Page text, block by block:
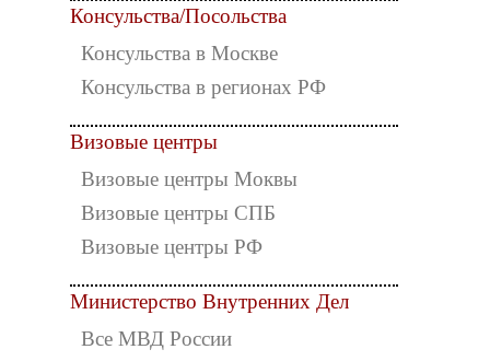
Консульства/Посольства
Консульства в Москве
Консульства в регионах РФ
Визовые центры
Визовые центры Моквы
Визовые центры СПБ
Визовые центры РФ
Министерство Внутренних Дел
Все МВД России